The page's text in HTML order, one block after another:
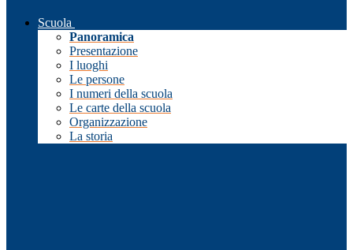
Scuola
Panoramica
Presentazione
I luoghi
Le persone
I numeri della scuola
Le carte della scuola
Organizzazione
La storia